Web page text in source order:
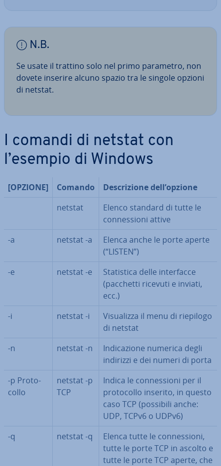
N.B.
Se usate il trattino solo nel primo parametro, non
dovete inserire alcuno spazio tra le singole opzioni
di netstat.
I comandi di netstat con
l’esempio di Windows
[OPZIONE] Comando
De­scri­zio­ne dell’opzione
netstat
Elenco standard di tutte le
con­nes­sio­ni attive
-a
netstat -a
Elenca anche le porte aperte
(“LISTEN”)
-e
netstat -e
Sta­ti­sti­ca delle in­ter­fac­ce
(pacchetti ricevuti e inviati,
ecc.)
-i
netstat -i
Vi­sua­liz­za il menu di riepilogo
di netstat
-n
netstat -n
In­di­ca­zio­ne numerica degli
indirizzi e dei numeri di porta
-p Pro­to­
col­lo
netstat -p
TCP
Indica le con­nes­sio­ni per il
pro­to­col­lo inserito, in questo
caso TCP (possibili anche:
UDP, TCPv6 o UDPv6)
-q
netstat -q
Elenca tutte le con­nes­sio­ni,
tutte le porte TCP in ascolto e
tutte le porte TCP aperte, che